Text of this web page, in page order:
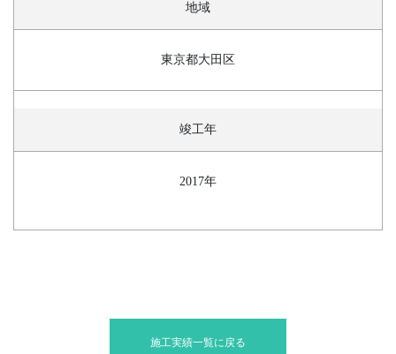
地域
東京都大田区
竣工年
2017年
施工実績一覧に戻る